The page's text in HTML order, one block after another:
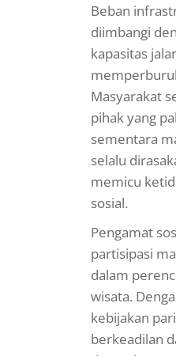
Beban
diimbangi
kapasitas
Masyarakat
pihak yang
sementara
selalu
memicu
sosial.
Pengamat
partisipasi
dalam
wisata.
kebijakan
berkeadilan